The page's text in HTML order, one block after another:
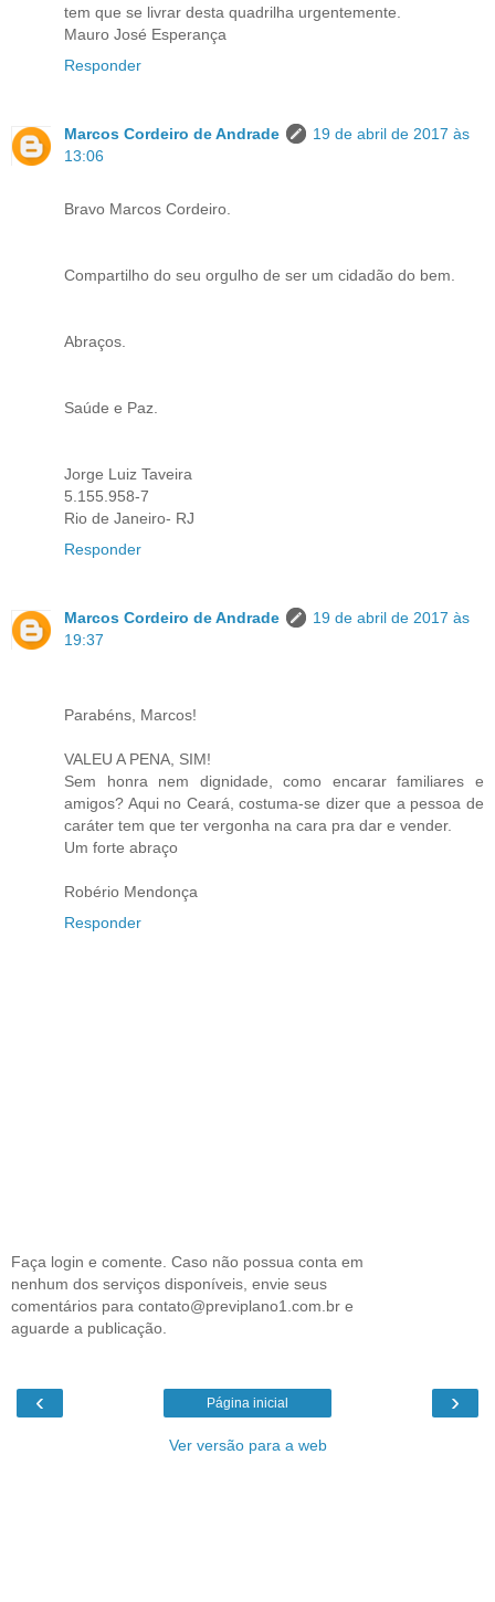
tem que se livrar desta quadrilha urgentemente.
Mauro José Esperança
Responder
Marcos Cordeiro de Andrade
19 de abril de 2017 às
13:06
Bravo Marcos Cordeiro.
Compartilho do seu orgulho de ser um cidadão do bem.
Abraços.
Saúde e Paz.
Jorge Luiz Taveira
5.155.958-7
Rio de Janeiro- RJ
Responder
Marcos Cordeiro de Andrade
19 de abril de 2017 às
19:37
Parabéns, Marcos!
VALEU A PENA, SIM!
Sem honra nem dignidade, como encarar familiares e
amigos? Aqui no Ceará, costuma-se dizer que a pessoa de
caráter tem que ter vergonha na cara pra dar e vender.
Um forte abraço
Robério Mendonça
Responder
Faça login e comente. Caso não possua conta em
nenhum dos serviços disponíveis, envie seus
comentários para contato@previplano1.com.br e
aguarde a publicação.
‹ ›
Página inicial
Ver versão para a web